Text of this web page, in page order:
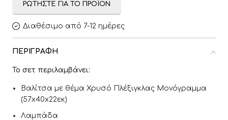
ΡΩΤΉΣΤΕ ΓΙΑ ΤΟ ΠΡΟΪΌΝ
Διαθέσιμο από 7-12 ημέρες
ΠΕΡΙΓΡΑΦΉ
Το σετ περιλαμβάνει:
Βαλίτσα με θέμα Χρυσό Πλέξιγκλας Μονόγραμμα
(57x40x22εκ)
Λαμπάδα